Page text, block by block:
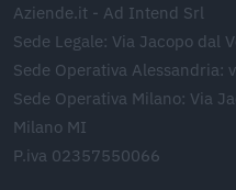
Aziende.it - Ad Intend Srl
Sede Legale: Via Jacopo dal
Sede Operativa Alessandria:
Sede Operativa Milano: Via
Milano MI
P.iva 02357550066